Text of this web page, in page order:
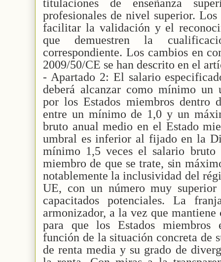
titulaciones de enseñanza
profesionales de nivel superior. Los
facilitar la validación y el
que demuestren la
correspondiente. Los cambios en
2009/50/CE se han descrito en el
- Apartado 2: El salario
deberá alcanzar como mínimo un
por los Estados miembros dentro
entre un mínimo de 1,0 y un
bruto anual medio en el Estado
umbral es inferior al fijado en la
mínimo 1,5 veces el salario bruto
miembro de que se trate, sin
notablemente la inclusividad del
UE, con un número muy superior
capacitados potenciales. La
armonizador, a la vez que
para que los Estados miembros
función de la situación concreta de
de renta media y su grado de